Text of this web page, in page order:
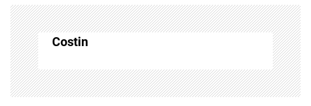
g
s
n
Costin